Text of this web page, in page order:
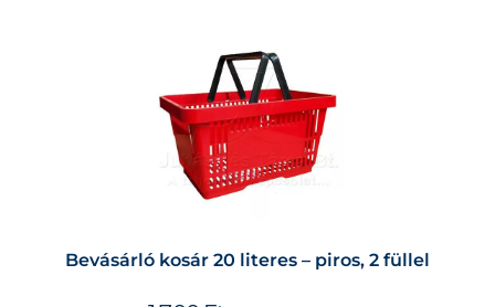
Bevásárló kosár 20 literes – piros, 2 füllel